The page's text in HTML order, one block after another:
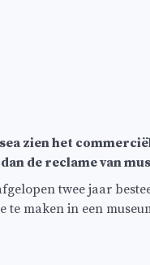
zien het
de reclame van
twee jaar
maken in een